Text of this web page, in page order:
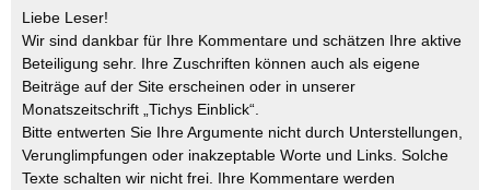
Liebe Leser!
Wir sind dankbar für Ihre Kommentare und schätzen Ihre aktive
Beteiligung sehr. Ihre Zuschriften können auch als eigene
Beiträge auf der Site erscheinen oder in unserer
Monatszeitschrift „Tichys Einblick“.
Bitte entwerten Sie Ihre Argumente nicht durch Unterstellungen,
Verunglimpfungen oder inakzeptable Worte und Links. Solche
Texte schalten wir nicht frei. Ihre Kommentare werden